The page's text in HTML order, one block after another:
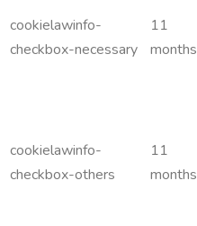
cookielawinfo-
checkbox-necessary
11
months
cookielawinfo-
checkbox-others
11
months